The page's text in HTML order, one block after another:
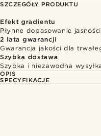
SZCZEGÓŁY PRODUKTU
Efekt gradientu
Płynne dopasowanie
2 lata gwarancji
Gwarancja jakości dla
Szybka dostawa
Szybka i niezawodna
OPIS
SPECYFIKACJE